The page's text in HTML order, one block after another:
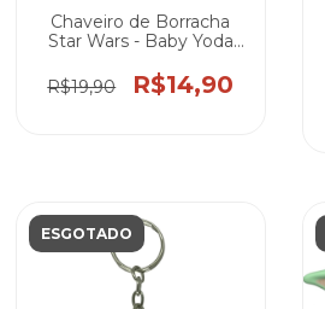
Chaveiro de Borracha
Star Wars - Baby Yoda
R$19,90
R$14,90
ESGOTADO